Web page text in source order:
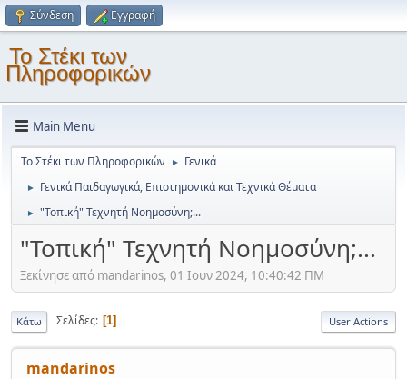
Σύνδεση Εγγραφή
Το Στέκι των
Πληροφορικών
Main Menu
Το Στέκι των Πληροφορικών ► Γενικά
► Γενικά Παιδαγωγικά, Επιστημονικά και Τεχνικά Θέματα
► "Τοπική" Τεχνητή Νοημοσύνη;...
"Τοπική" Τεχνητή Νοημοσύνη;...
Ξεκίνησε από mandarinos, 01 Ιουν 2024, 10:40:42 ΠΜ
Κάτω Σελίδες 1 User Actions
mandarinos